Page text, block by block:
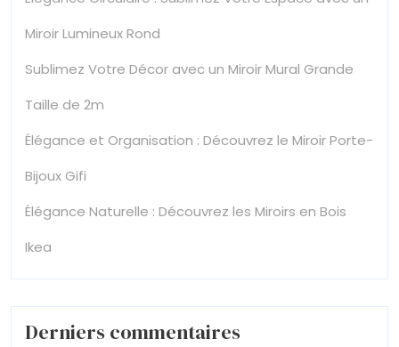
Miroir Lumineux Rond
Sublimez Votre Décor avec un Miroir Mural Grande
Taille de 2m
Élégance et Organisation : Découvrez le Miroir Porte-
Bijoux Gifi
Élégance Naturelle : Découvrez les Miroirs en Bois
Ikea
Derniers commentaires